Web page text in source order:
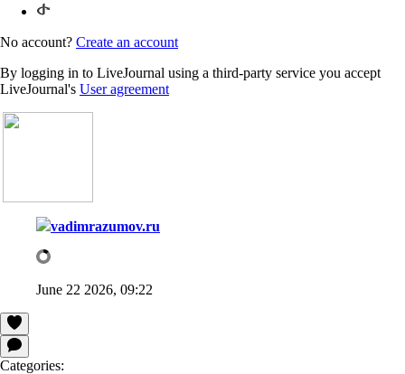
No account? Create an account
By logging in to LiveJournal using a third-party service you accept
LiveJournal's User agreement
vadimrazumov.ru
June 22 2026, 09:22
Categories: